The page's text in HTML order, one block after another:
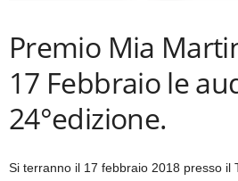
Premio Mia
17 Febbraio le
24°edizione.
Si terranno il 17 febbraio 2018 presso il